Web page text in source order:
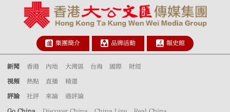
集團簡介 品牌活動 報史館
新聞 香港 內地 大灣區 台海 國際 財經
視頻 熱點 直播 精選
評論 社評 來論 港評論